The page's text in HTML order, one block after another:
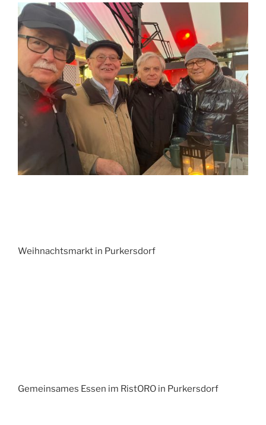
Weihnachtsmarkt in Purkersdorf
Gemeinsames Essen im RistORO in Purkersdorf